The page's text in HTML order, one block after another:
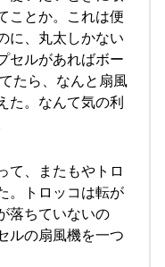
ことか。これは便
に、丸太しかない
セルがあればボー
たら、なんと扇風
た。なんて気の利
て、またもやトロ
。トロッコは転が
落ちていないの
ルの扇風機を一つ